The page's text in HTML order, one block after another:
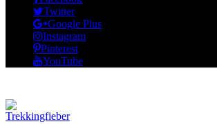
Twitter
Google Plus
Instagram
Pinterest
YouTube